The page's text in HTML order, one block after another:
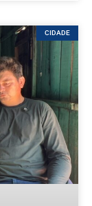
CIDADE